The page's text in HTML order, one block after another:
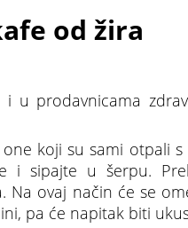
od žira
u prodavnicama
koji su sami otpali
i sipajte u šerpu.
ovaj način će se
pa će napitak biti